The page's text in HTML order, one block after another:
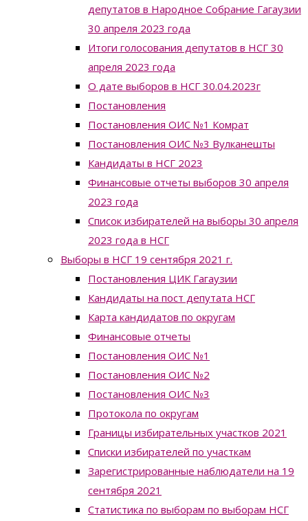
депутатов в Народное Собрание Гагаузии
30 апреля 2023 года
Итоги голосования депутатов в НСГ 30
апреля 2023 года
О дате выборов в НСГ 30.04.2023г
Постановления
Постановления ОИС №1 Комрат
Постановления ОИС №3 Вулканешты
Кандидаты в НСГ 2023
Финансовые отчеты выборов 30 апреля
2023 года
Список избирателей на выборы 30 апреля
2023 года в НСГ
Выборы в НСГ 19 сентября 2021 г.
Постановления ЦИК Гагаузии
Кандидаты на пост депутата НСГ
Карта кандидатов по округам
Финансовые отчеты
Постановления ОИС №1
Постановления ОИС №2
Постановления ОИС №3
Протокола по округам
Границы избирательных участков 2021
Списки избирателей по участкам
Зарегистрированные наблюдатели на 19
сентября 2021
Статистика по выборам по выборам НСГ